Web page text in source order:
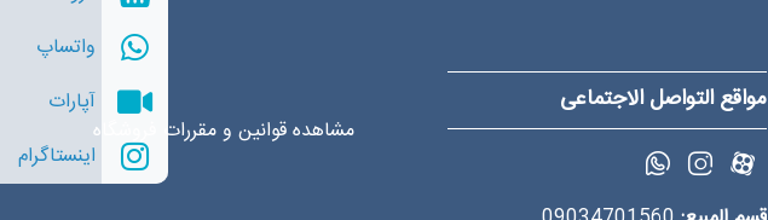
مواقع التواصل الاجتماعی
مشاهده قوانین و مقررات فروشگاه
واتساپ
آپارات
اینستاگرام